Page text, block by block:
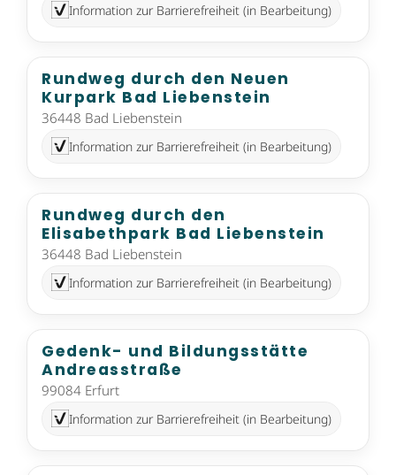
Information zur Barrierefreiheit (in Bearbeitung)
Rundweg durch den Neuen
Kurpark Bad Liebenstein
36448 Bad Liebenstein
Information zur Barrierefreiheit (in Bearbeitung)
Rundweg durch den
Elisabethpark Bad Liebenstein
36448 Bad Liebenstein
Information zur Barrierefreiheit (in Bearbeitung)
Gedenk- und Bildungsstätte
Andreasstraße
99084 Erfurt
Information zur Barrierefreiheit (in Bearbeitung)